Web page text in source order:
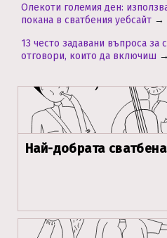
Олекоти големия ден:
покана в сватбения уебсайт →
13 често задавани въпроса за
отговори, които да включиш →
Най-добрата